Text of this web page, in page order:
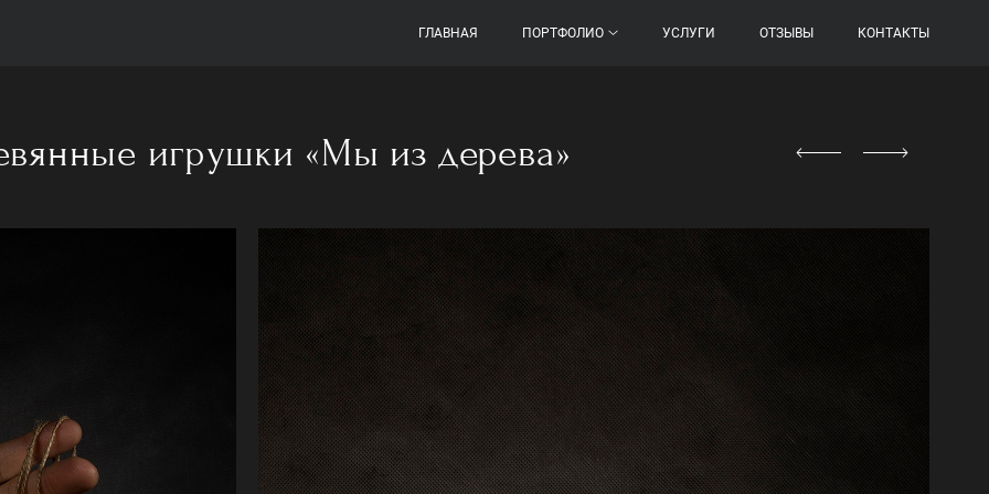
ГЛАВНАЯ ПОРТФОЛИО УСЛУГИ ОТЗЫВЫ КОНТАКТЫ
игрушки «Мы из дерева»